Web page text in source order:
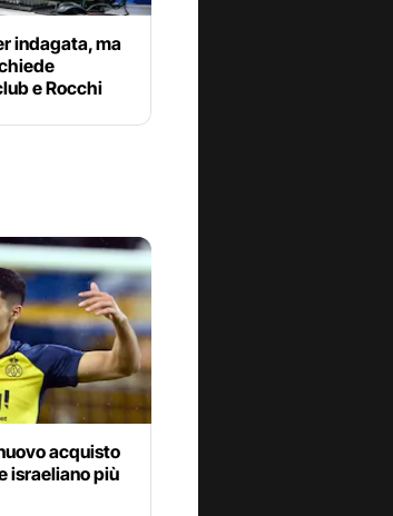
indagata, ma
e Rocchi
acquisto
israeliano più